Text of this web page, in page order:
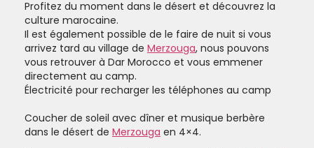
Profitez du moment dans le désert et découvrez la
culture marocaine.
Il est également possible de le faire de nuit si vous
arrivez tard au village de Merzouga, nous pouvons
vous retrouver à Dar Morocco et vous emmener
directement au camp.
Électricité pour recharger les téléphones au camp
Coucher de soleil avec dîner et musique berbère
dans le désert de Merzouga en 4×4.